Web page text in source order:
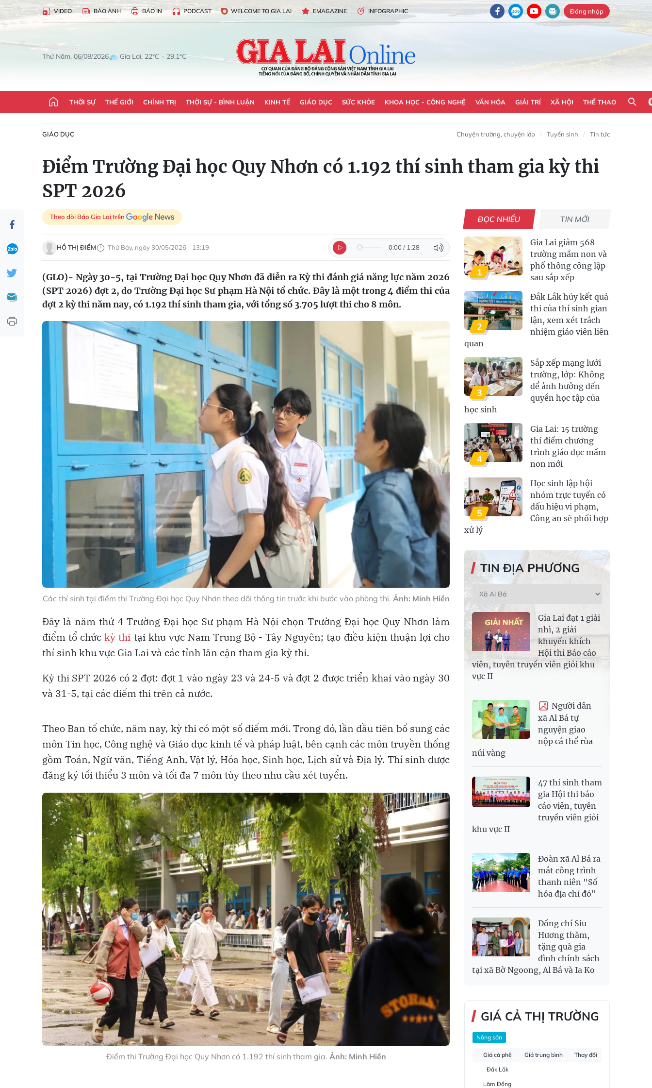
VIDEO BÁO ẢNH BÁO IN PODCAST WELCOME TO GIA LAI EMAGAZINE INFOGRAPHIC Đăng nhập
Thứ Năm, 06/08/2026 Gia Lai, 22°C - 29.1°C
THỜI SỰ THẾ GIỚI CHÍNH TRỊ THỜI SỰ - BÌNH LUẬN KINH TẾ GIÁO DỤC SỨC KHỎE KHOA HỌC - CÔNG NGHỆ VĂN HÓA GIẢI TRÍ XÃ HỘI THỂ THAO
GIÁO DỤC Chuyện trường, chuyện lớp Tuyển sinh Tin tức
Điểm Trường Đại học Quy Nhơn có 1.192 thí sinh tham gia kỳ thi
SPT 2026
Theo dõi Báo Gia Lai trên
HỒ THỊ ĐIỂM Thứ Bảy, ngày 30/05/2026 - 13:19 0:00 / 1:28
(GLO)- Ngày 30-5, tại Trường Đại học Quy Nhơn đã diễn ra Kỳ thi đánh giá năng lực năm 2026
(SPT 2026) đợt 2, do Trường Đại học Sư phạm Hà Nội tổ chức. Đây là một trong 4 điểm thi của
đợt 2 kỳ thi năm nay, có 1.192 thí sinh tham gia, với tổng số 3.705 lượt thi cho 8 môn.
Các thí sinh tại điểm thi Trường Đại học Quy Nhơn theo dõi thông tin trước khi bước vào phòng thi. Ảnh: Minh Hiền
Đây là năm thứ 4 Trường Đại học Sư phạm Hà Nội chọn Trường Đại học Quy Nhơn làm
điểm tổ chứckỳ thi tại khu vực Nam Trung Bộ - Tây Nguyên; tạo điều kiện thuận lợi cho
thí sinh khu vực Gia Lai và các tỉnh lân cận tham gia kỳ thi.
Kỳ thi SPT 2026 có 2 đợt: đợt 1 vào ngày 23 và 24-5 và đợt 2 được triển khai vào ngày 30
và 31-5, tại các điểm thi trên cả nước.
Theo Ban tổ chức, năm nay, kỳ thi có một số điểm mới. Trong đó, lần đầu tiên bổ sung các
môn Tin học, Công nghệ và Giáo dục kinh tế và pháp luật, bên cạnh các môn truyền thống
gồm Toán, Ngữ văn, Tiếng Anh, Vật lý, Hóa học, Sinh học, Lịch sử và Địa lý. Thí sinh được
đăng ký tối thiểu 3 môn và tối đa 7 môn tùy theo nhu cầu xét tuyển.
Điểm thi Trường Đại học Quy Nhơn có 1.192 thí sinh tham gia. Ảnh: Minh Hiền
ĐỌC NHIỀU TIN MỚI
1
Gia Lai giảm 568
trường mầm non và
phổ thông công lập
sau sắp xếp
2
Đắk Lắk hủy kết quả
thi của thí sinh gian
lận, xem xét trách
nhiệm giáo viên liên
quan
3
Sắp xếp mạng lưới
trường, lớp: Không
để ảnh hưởng đến
quyền học tập của
học sinh
4
Gia Lai: 15 trường
thí điểm chương
trình giáo dục mầm
non mới
5
Học sinh lập hội
nhóm trực tuyến có
dấu hiệu vi phạm,
Công an sẽ phối hợp
xử lý
TIN ĐỊA PHƯƠNG
Gia Lai đạt 1 giải
nhì, 2 giải
khuyến khích
Hội thi Báo cáo
viên, tuyên truyền viên giỏi khu
vực II
Người dân
xã Al Bá tự
nguyện giao
nộp cá thể rùa
núi vàng
47 thí sinh tham
gia Hội thi báo
cáo viên, tuyên
truyền viên giỏi
khu vực II
Đoàn xã Al Bá ra
mắt công trình
thanh niên "Số
hóa địa chỉ đỏ"
Đồng chí Siu
Hương thăm,
tặng quà gia
đình chính sách
tại xã Bờ Ngoong, Al Bá và Ia Ko
GIÁ CẢ THỊ TRƯỜNG
Nông sản
Giá cà phê Giá trung bình
Thay đổi
Đắk Lắk
Lâm Đồng